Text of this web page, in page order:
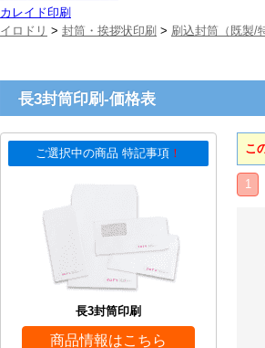
カレイド印刷
イロドリ > 封筒・挨拶状印刷 > 刷込封筒（既製/
長3封筒印刷-価格表
ご選択中の商品 特記事項 ！
長3封筒印刷
商品情報はこちら
こ
1